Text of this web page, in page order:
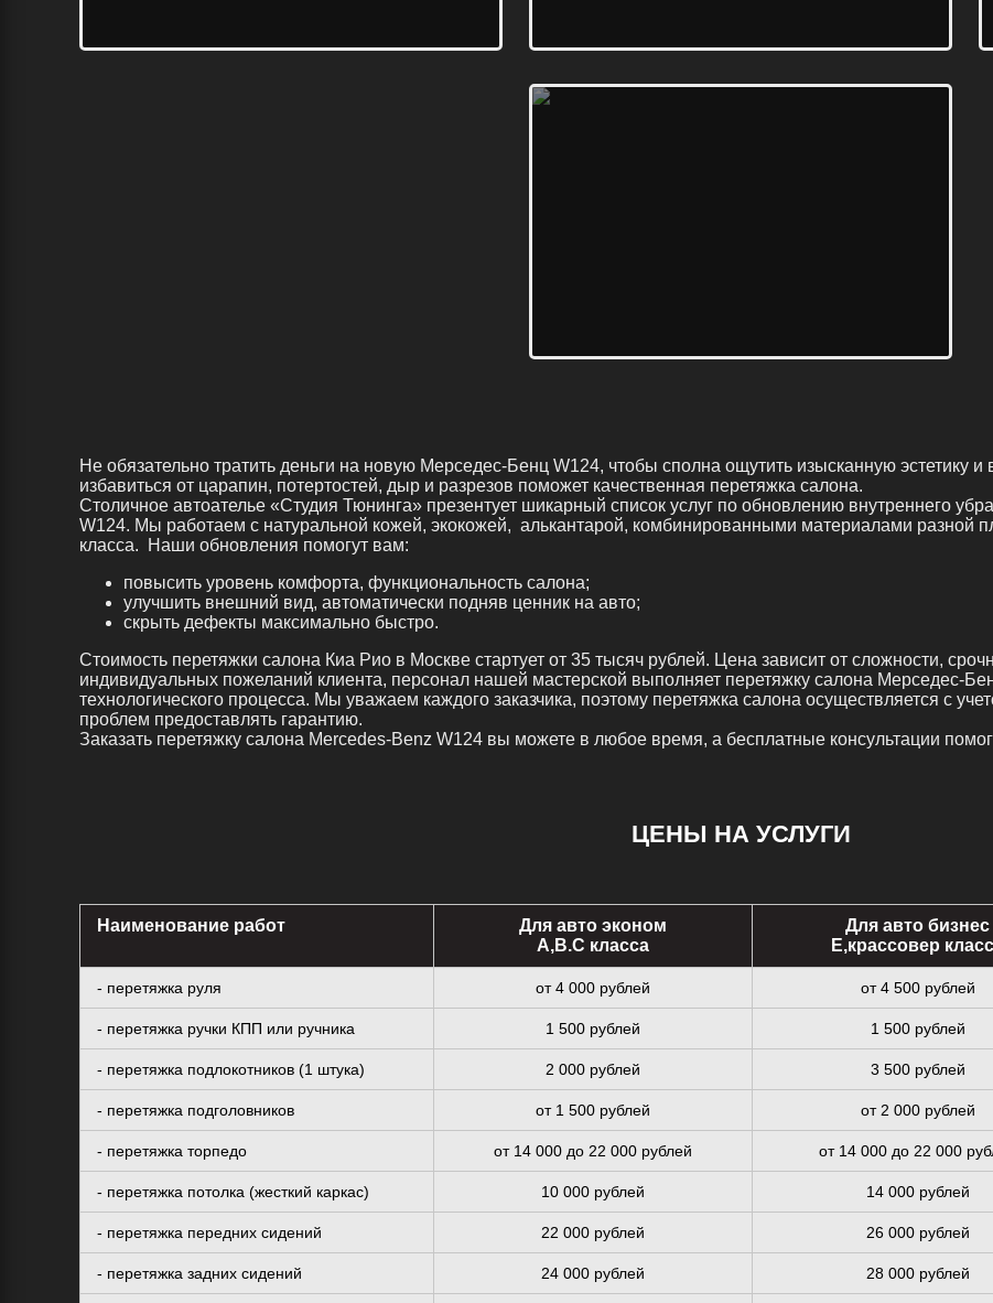
Не обязательно тратить деньги на новую Мерседес-Бенц W124, чтобы сполна ощутить изысканную эстетику
избавиться от царапин, потертостей, дыр и разрезов поможет качественная перетяжка салона.
Столичное автоателье «Студия Тюнинга» презентует шикарный список услуг по обновлению внутреннего
W124. Мы работаем с натуральной кожей, экокожей, алькантарой, комбинированными материалами разной
класса. Наши обновления помогут вам:
повысить уровень комфорта, функциональность салона;
улучшить внешний вид, автоматически подняв ценник на авто;
скрыть дефекты максимально быстро.
Стоимость перетяжки салона Киа Рио в Москве стартует от 35 тысяч рублей. Цена зависит от сложности,
индивидуальных пожеланий клиента, персонал нашей мастерской выполняет перетяжку салона Мерседес-
технологического процесса. Мы уважаем каждого заказчика, поэтому перетяжка салона осуществляется с
проблем предоставлять гарантию.
Заказать перетяжку салона Mercedes-Benz W124 вы можете в любое время, а бесплатные консультации
ЦЕНЫ НА УСЛУГИ
Наименование работ
Для авто эконом
A,B.C класса
Для авто бизнес
E,крассовер
- перетяжка руля от 4 000 рублей от 4 500 рублей
- перетяжка ручки КПП или ручника 1 500 рублей 1 500 рублей
- перетяжка подлокотников (1 штука) 2 000 рублей 3 500 рублей
- перетяжка подголовников от 1 500 рублей от 2 000 рублей
- перетяжка торпедо от 14 000 до 22 000 рублей от 14 000 до 22 000
- перетяжка потолка (жесткий каркас) 10 000 рублей 14 000 рублей
- перетяжка передних сидений 22 000 рублей 26 000 рублей
- перетяжка задних сидений 24 000 рублей 28 000 рублей